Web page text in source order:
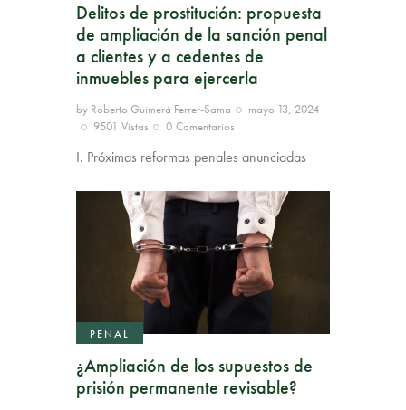
Delitos de prostitución: propuesta
de ampliación de la sanción penal
a clientes y a cedentes de
inmuebles para ejercerla
by Roberto Guimerá Ferrer-Sama
mayo 13, 2024
9501 Vistas 0 Comentarios
I. Próximas reformas penales anunciadas
PENAL
¿Ampliación de los supuestos de
prisión permanente revisable?